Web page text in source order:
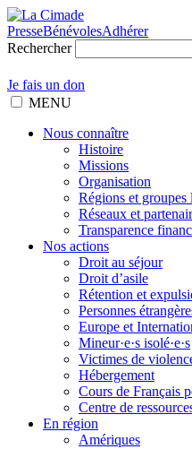
PresseBénévolesAdhérer
Rechercher
Je fais un don
MENU
Nous connaître
Histoire
Missions
Organisation
Régions et groupes
Réseaux et
Transparence
Nos actions
Droit au séjour
Droit d’asile
Rétention et
Personnes
Europe et
Mineur·e·s isolé·e·s
Victimes de
Hébergement
Cours de Français
Centre de
En région
Amériques